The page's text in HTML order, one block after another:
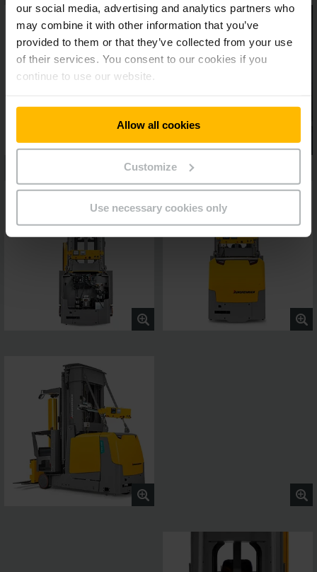
our social media, advertising and analytics partners who
may combine it with other information that you’ve
provided to them or that they’ve collected from your use
of their services. You consent to our cookies if you
continue to use our website.
Allow all cookies
Customize
Use necessary cookies only